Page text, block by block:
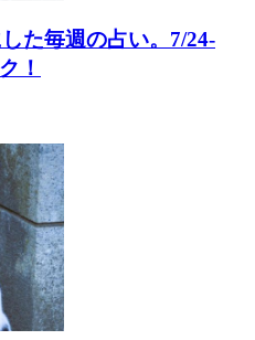
た毎週の占い。7/24-
！